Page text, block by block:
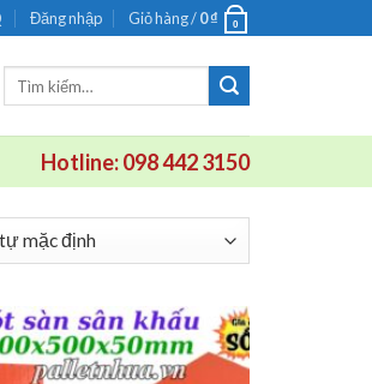
Đăng nhập Giỏ hàng /0₫ 0
Hotline: 098 442 3150